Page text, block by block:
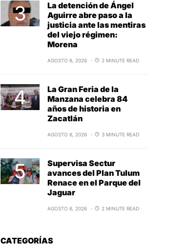
La detención de Ángel
Aguirre abre paso a la
justicia ante las mentiras
del viejo régimen:
Morena
AGOSTO 6, 2026 2 MINUTE READ
La Gran Feria de la
Manzana celebra 84
años de historia en
Zacatlán
AGOSTO 6, 2026 3 MINUTE READ
Supervisa Sectur
avances del Plan Tulum
Renace en el Parque del
Jaguar
AGOSTO 6, 2026 2 MINUTE READ
CATEGORÍAS